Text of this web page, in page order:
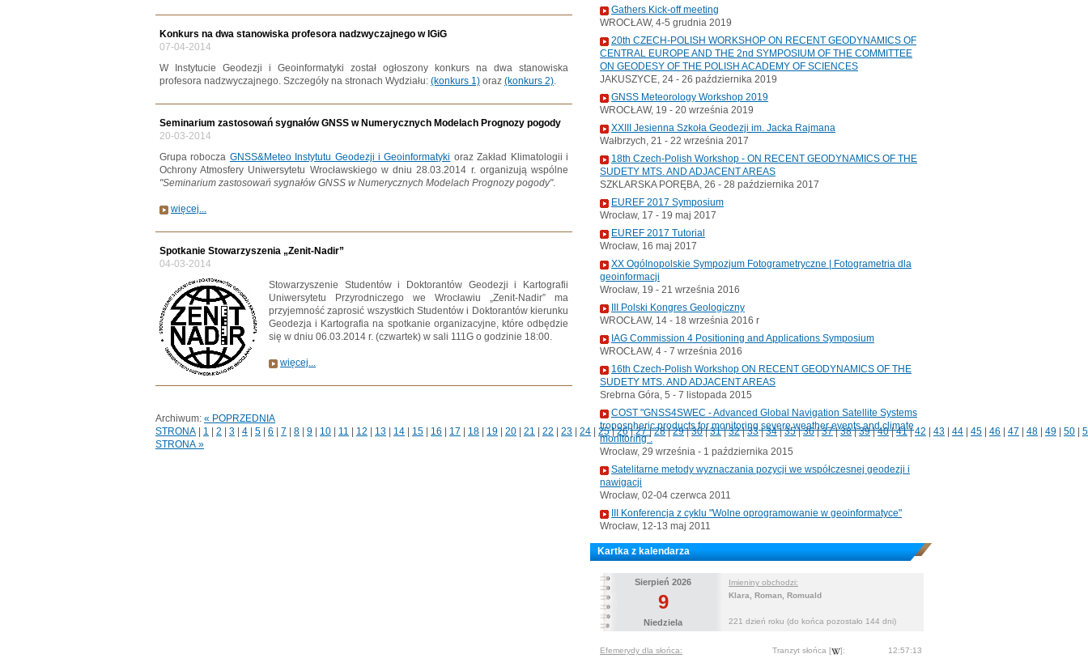
Konkurs na dwa stanowiska profesora nadzwyczajnego w IGiG
07-04-2014
W Instytucie Geodezji i Geoinformatyki został ogłoszony konkurs na dwa stanowiska
profesora nadzwyczajnego. Szczegóły na stronach Wydziału: (konkurs 1) oraz (konkurs 2).
Seminarium zastosowań sygnałów GNSS w Numerycznych Modelach Prognozy pogody
20-03-2014
Grupa robocza GNSS&Meteo Instytutu Geodezji i Geoinformatyki oraz Zakład Klimatologii i
Ochrony Atmosfery Uniwersytetu Wrocławskiego w dniu 28.03.2014 r. organizują wspólne
"Seminarium zastosowań sygnałów GNSS w Numerycznych Modelach Prognozy pogody".
więcej...
Spotkanie Stowarzyszenia „Zenit-Nadir”
04-03-2014
Stowarzyszenie Studentów i Doktorantów Geodezji i Kartografii
Uniwersytetu Przyrodniczego we Wrocławiu „Zenit-Nadir” ma
przyjemność zaprosić wszystkich Studentów i Doktorantów kierunku
Geodezja i Kartografia na spotkanie organizacyjne, które odbędzie
się w dniu 06.03.2014 r. (czwartek) w sali 111G o godzinie 18:00.
więcej...
Archiwum: « POPRZEDNIA
STRONA
1 2 3 4 5 6 7 8 9 10 11 12 13 14 15 16 17 18 19 20 21 22 23 24 25|26|27|28|29|30|31|32|33|34|35|36|37|38|39|40|41|42 43 44 45 46 47 48 49 50
STRONA »
Gathers Kick-off meeting
WROCŁAW, 4-5 grudnia 2019
20th CZECH-POLISH WORKSHOP ON RECENT GEODYNAMICS OF
CENTRAL EUROPE AND THE 2nd SYMPOSIUM OF THE COMMITTEE
ON GEODESY OF THE POLISH ACADEMY OF SCIENCES
JAKUSZYCE, 24 - 26 października 2019
GNSS Meteorology Workshop 2019
WROCŁAW, 19 - 20 września 2019
XXIII Jesienna Szkoła Geodezji im. Jacka Rajmana
Wałbrzych, 21 - 22 września 2017
18th Czech-Polish Workshop - ON RECENT GEODYNAMICS OF THE
SUDETY MTS. AND ADJACENT AREAS
SZKLARSKA PORĘBA, 26 - 28 października 2017
EUREF 2017 Symposium
Wrocław, 17 - 19 maj 2017
EUREF 2017 Tutorial
Wrocław, 16 maj 2017
XX Ogólnopolskie Sympozjum Fotogrametryczne | Fotogrametria dla
geoinformacji
Wrocław, 19 - 21 września 2016
III Polski Kongres Geologiczny
WROCŁAW, 14 - 18 września 2016 r
IAG Commission 4 Positioning and Applications Symposium
WROCŁAW, 4 - 7 września 2016
16th Czech-Polish Workshop ON RECENT GEODYNAMICS OF THE
SUDETY MTS. AND ADJACENT AREAS
Srebrna Góra, 5 - 7 listopada 2015
COST "GNSS4SWEC - Advanced Global Navigation Satellite Systems
tropospheric products for monitoring severe weather events and climate
monitoring".
Wrocław, 29 września - 1 października 2015
Satelitarne metody wyznaczania pozycji we współczesnej geodezji i
nawigacji
Wrocław, 02-04 czerwca 2011
III Konferencja z cyklu "Wolne oprogramowanie w geoinformatyce"
Wrocław, 12-13 maj 2011
Kartka z kalendarza
Sierpień 2026
Imieniny obchodzi:
Klara, Roman, Romuald
221 dzień roku (do końca pozostało 144 dni)
9
Niedziela
Efemerydy dla słońca: Tranzyt słońca [ ]: 12:57:13